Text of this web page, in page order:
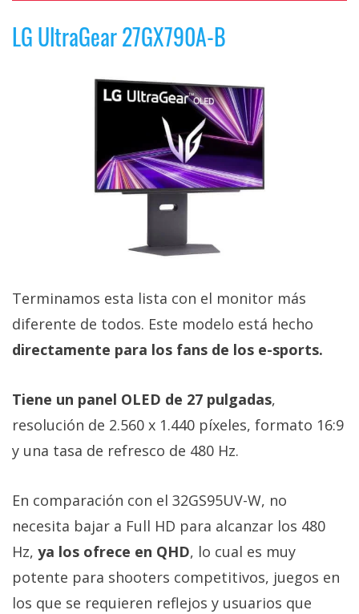
LG UltraGear 27GX790A-B
Terminamos esta lista con el monitor más
diferente de todos. Este modelo está hecho
directamente para los fans de los e-sports.
Tiene un panel OLED de 27 pulgadas,
resolución de 2.560 x 1.440 píxeles, formato 16:9
y una tasa de refresco de 480 Hz.
En comparación con el 32GS95UV-W, no
necesita bajar a Full HD para alcanzar los 480
Hz, ya los ofrece en QHD, lo cual es muy
potente para shooters competitivos, juegos en
los que se requieren reflejos y usuarios que